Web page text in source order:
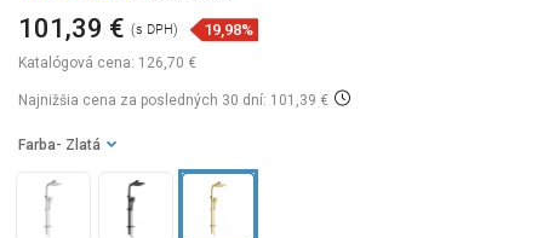
Katalógová cena: 126,70 €
101,39 € (s DPH) 19,98%
Najnižšia cena za posledných 30 dní: 101,39 €
Farba - Zlatá